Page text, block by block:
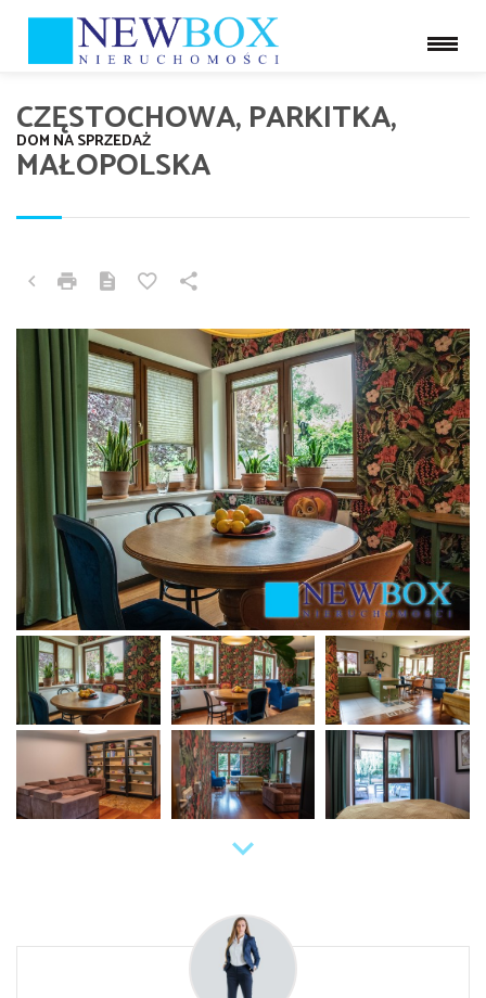
CZĘSTOCHOWA, PARKITKA,
MAŁOPOLSKA
DOM NA SPRZEDAŻ